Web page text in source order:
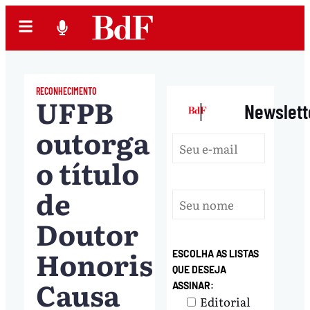
RECONHECIMENTO
UFPB
outorga
o título
de
Doutor
Honoris
Causa
|
ESCOLHA AS LISTAS
QUE DESEJA
ASSINAR:
Editorial